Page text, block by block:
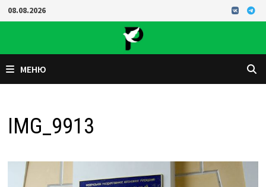
Перейти
к
08.08.2026
МЕНЮ
IMG_9913